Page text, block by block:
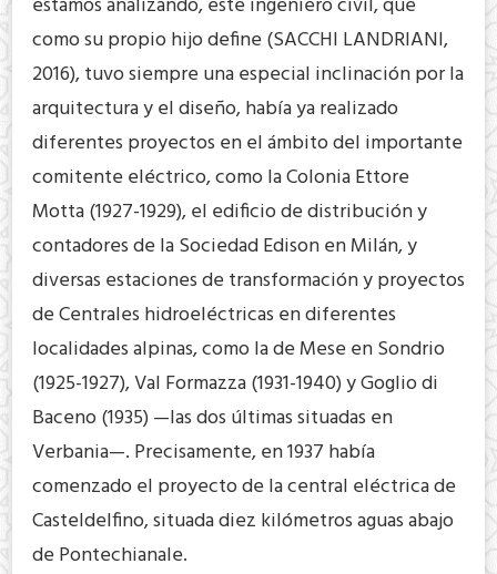
como su propio hijo define (SACCHI LANDRIANI,
2016), tuvo siempre una especial inclinación por la
arquitectura y el diseño, había ya realizado
diferentes proyectos en el ámbito del importante
comitente eléctrico, como la Colonia Ettore
Motta (1927-1929), el edificio de distribución y
contadores de la Sociedad Edison en Milán, y
diversas estaciones de transformación y proyectos
de Centrales hidroeléctricas en diferentes
localidades alpinas, como la de Mese en Sondrio
(1925-1927), Val Formazza (1931-1940) y Goglio di
Baceno (1935) —las dos últimas situadas en
Verbania—. Precisamente, en 1937 había
comenzado el proyecto de la central eléctrica de
Casteldelfino, situada diez kilómetros aguas abajo
de Pontechianale.